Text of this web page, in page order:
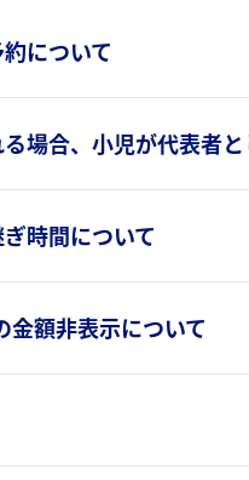
について
場合、小児が代表者と
時間について
金額非表示について